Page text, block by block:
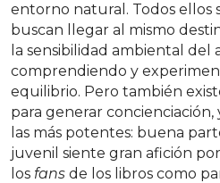
entorno natural. Todos ellos
buscan llegar al mismo
la sensibilidad ambiental del
comprendiendo y
equilibrio. Pero también
para generar
las más potentes: buena
juvenil siente gran afición
los fans de los libros como